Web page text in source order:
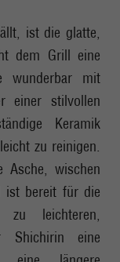
ist die glatte,
dem Grill eine
wunderbar mit
einer stilvollen
Keramik
zu reinigen.
Asche, wischen
ist bereit für die
zu leichteren,
Shichirin eine